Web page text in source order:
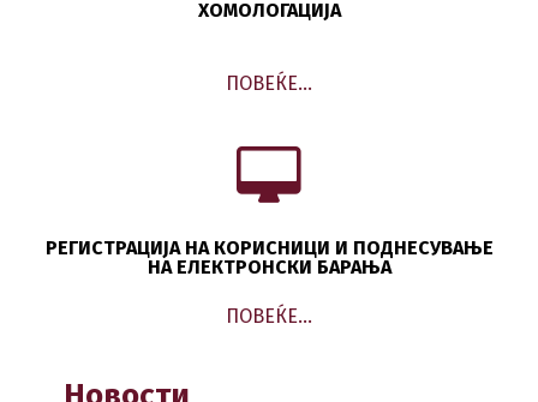
ХОМОЛОГАЦИЈА
ПОВЕЌЕ…
РЕГИСТРАЦИЈА НА КОРИСНИЦИ И ПОДНЕСУВАЊЕ
НА ЕЛЕКТРОНСКИ БАРАЊА
ПОВЕЌЕ…